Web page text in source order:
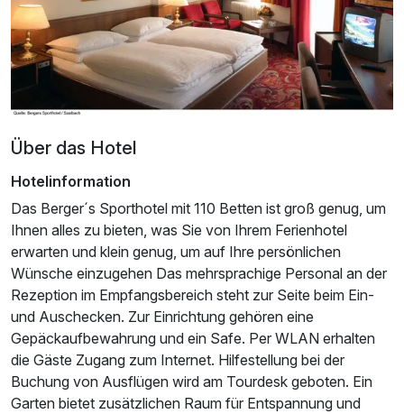
Für 7 Tage
Dreibettzimmer COMFORT
3 Erwachsene
Über das Hotel
Hotelinformation
Das Berger´s Sporthotel mit 110 Betten ist groß genug, um
Ihnen alles zu bieten, was Sie von Ihrem Ferienhotel
erwarten und klein genug, um auf Ihre persönlichen
Wünsche einzugehen Das mehrsprachige Personal an der
Rezeption im Empfangsbereich steht zur Seite beim Ein-
und Auschecken. Zur Einrichtung gehören eine
Gepäckaufbewahrung und ein Safe. Per WLAN erhalten
die Gäste Zugang zum Internet. Hilfestellung bei der
Buchung von Ausflügen wird am Tourdesk geboten. Ein
Garten bietet zusätzlichen Raum für Entspannung und